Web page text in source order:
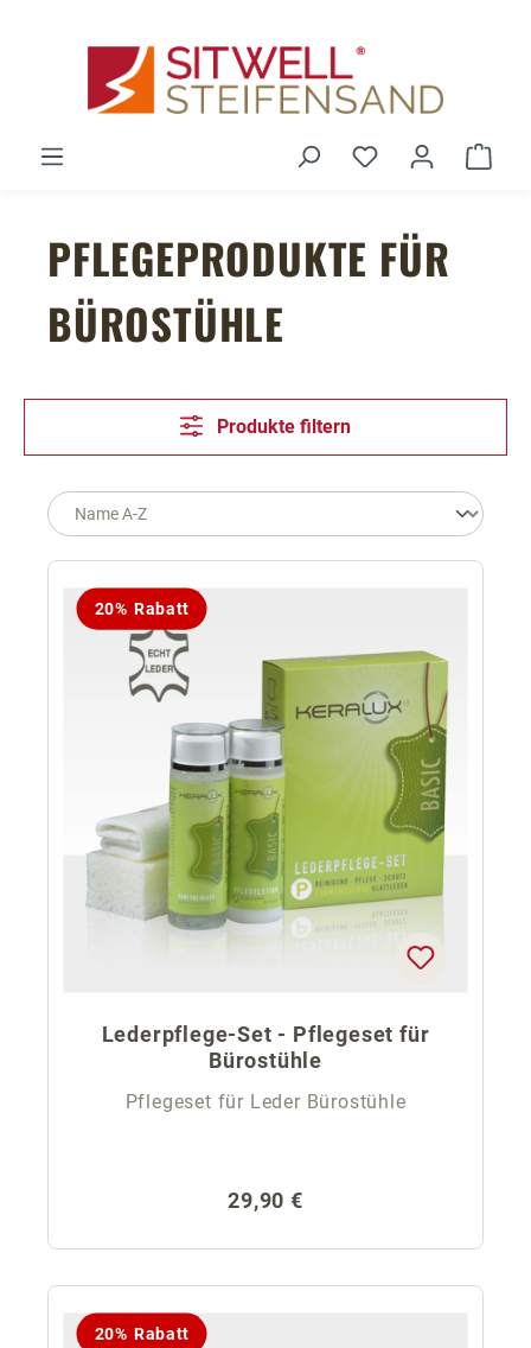
Du hast 0
PFLEGEPRODUKTE FÜR
BÜROSTÜHLE
Produkte filtern
20% Rabatt
Lederpflege-Set - Pflegeset für
Bürostühle
Pflegeset für Leder Bürostühle
Regulärer Preis:
29,90 €
20% Rabatt